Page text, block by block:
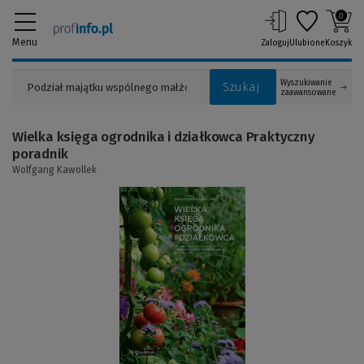
Menu
Szukaj
Wyszukiwanie
zaawansowane
ZalogujUlubione
0
Koszyk
(Link
do
strony)
Wielka księga ogrodnika i działkowca Praktyczny
poradnik
Wolfgang Kawollek